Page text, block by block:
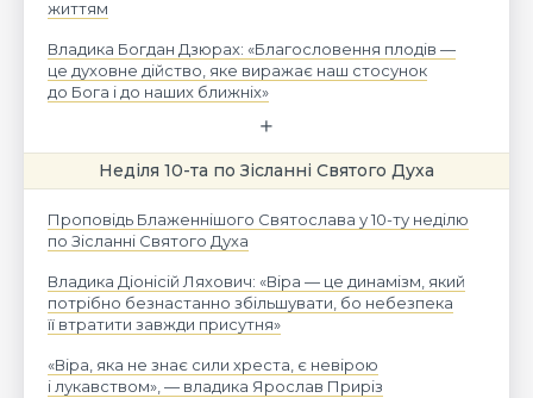
життям
Владика Богдан Дзюрах: «Благословення плодів —
це духовне дійство, яке виражає наш стосунок
до Бога і до наших ближніх»
Неділя 10-та по Зісланні Святого Духа
Проповідь Блаженнішого Святослава у 10-ту неділю
по Зісланні Святого Духа
Владика Діонісій Ляхович: «Віра — це динамізм, який
потрібно безнастанно збільшувати, бо небезпека
її втратити завжди присутня»
«Віра, яка не знає сили хреста, є невірою
і лукавством», — владика Ярослав Приріз